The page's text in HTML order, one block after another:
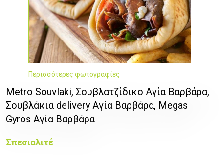
Περισσότερες φωτογραφίες
Metro Souvlaki, Σουβλατζίδικο Αγία Βαρβάρα,
Σουβλάκια delivery Αγία Βαρβάρα, Megas
Gyros Αγία Βαρβάρα
Σπεσιαλιτέ